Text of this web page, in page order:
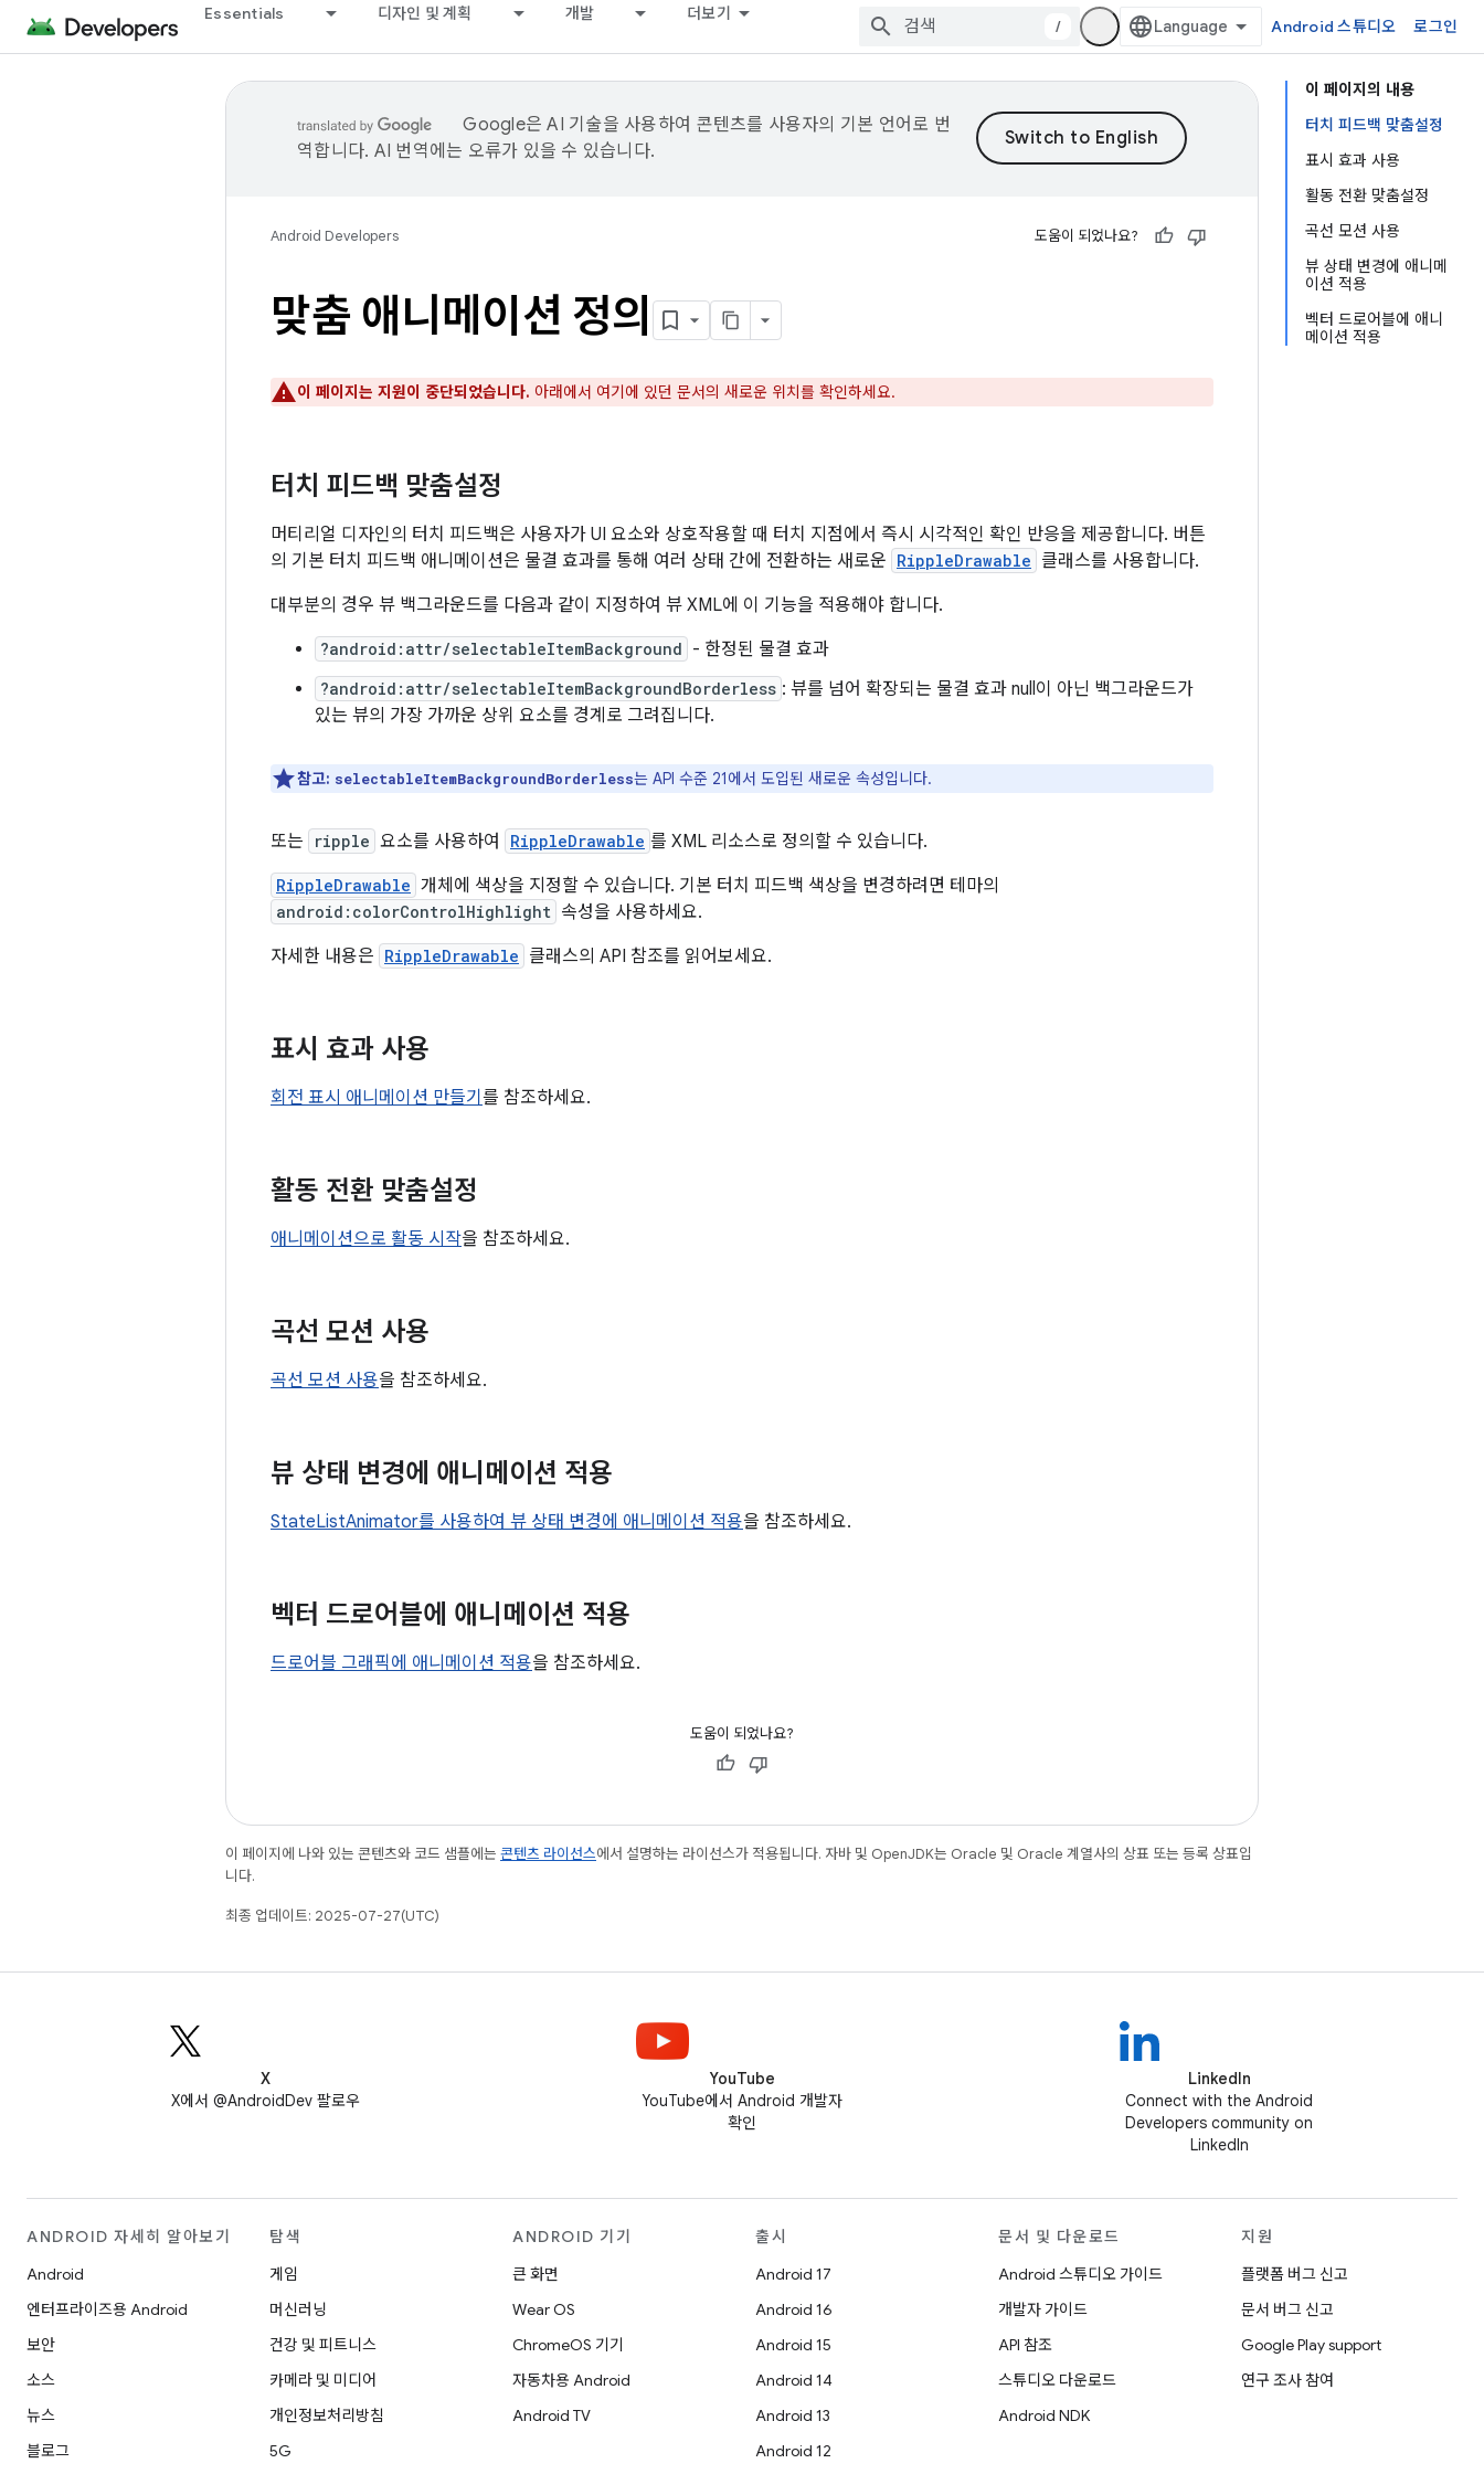
Essentials 디자인 및 계획 개발 더보기
/ Android 스튜디오 로그인
이 페이지의 내용
터치 피드백 맞춤설정
표시 효과 사용
활동 전환 맞춤설정
곡선 모션 사용
뷰 상태 변경에 애니메
이션 적용
벡터 드로어블에 애니
메이션 적용
Google은 AI 기술을 사용하여 콘텐츠를 사용자의 기본 언어로 번
역합니다. AI 번역에는 오류가 있을 수 있습니다.
Android Developers 도움이 되었나요?
맞춤 애니메이션 정의
이 페이지는 지원이 중단되었습니다. 아래에서 여기에 있던 문서의 새로운 위치를 확인하세요.
터치 피드백 맞춤설정
머티리얼 디자인의 터치 피드백은 사용자가 UI 요소와 상호작용할 때 터치 지점에서 즉시 시각적인 확인 반응을 제공합니다. 버튼
의 기본 터치 피드백 애니메이션은 물결 효과를 통해 여러 상태 간에 전환하는 새로운 RippleDrawable 클래스를 사용합니다.
대부분의 경우 뷰 백그라운드를 다음과 같이 지정하여 뷰 XML에 이 기능을 적용해야 합니다.
?android:attr/selectableItemBackground - 한정된 물결 효과
?android:attr/selectableItemBackgroundBorderless : 뷰를 넘어 확장되는 물결 효과 null이 아닌 백그라운드가
있는 뷰의 가장 가까운 상위 요소를 경계로 그려집니다.
참고: selectableItemBackgroundBorderless는 API 수준 21에서 도입된 새로운 속성입니다.
또는 ripple 요소를 사용하여 RippleDrawable 를 XML 리소스로 정의할 수 있습니다.
RippleDrawable 개체에 색상을 지정할 수 있습니다. 기본 터치 피드백 색상을 변경하려면 테마의
android:colorControlHighlight 속성을 사용하세요.
자세한 내용은 RippleDrawable 클래스의 API 참조를 읽어보세요.
표시 효과 사용
회전 표시 애니메이션 만들기 를 참조하세요.
활동 전환 맞춤설정
애니메이션으로 활동 시작을 참조하세요.
곡선 모션 사용
곡선 모션 사용을 참조하세요.
뷰 상태 변경에 애니메이션 적용
StateListAnimator를 사용하여 뷰 상태 변경에 애니메이션 적용을 참조하세요.
벡터 드로어블에 애니메이션 적용
드로어블 그래픽에 애니메이션 적용을 참조하세요.
도움이 되었나요?
이 페이지에 나와 있는 콘텐츠와 코드 샘플에는 콘텐츠 라이선스에서 설명하는 라이선스가 적용됩니다. 자바 및 OpenJDK는 Oracle 및 Oracle 계열사의 상표 또는 등록 상표입
니다.
최종 업데이트: 2025-07-27(UTC)
X
X에서 @AndroidDev 팔로우
YouTube
YouTube에서 Android 개발자
확인
LinkedIn
Connect with the Android
Developers community on
LinkedIn
ANDROID 자세히 알아보기
Android
엔터프라이즈용 Android
보안
소스
뉴스
블로그
탐색
게임
머신러닝
건강 및 피트니스
카메라 및 미디어
개인정보처리방침
5G
ANDROID 기기
큰 화면
Wear OS
ChromeOS 기기
자동차용 Android
Android TV
출시
Android 17
Android 16
Android 15
Android 14
Android 13
Android 12
문서 및 다운로드
Android 스튜디오 가이드
개발자 가이드
API 참조
스튜디오 다운로드
Android NDK
지원
플랫폼 버그 신고
문서 버그 신고
Google Play support
연구 조사 참여